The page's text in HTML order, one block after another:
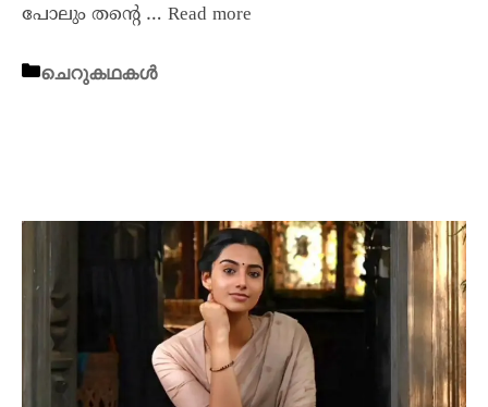
പോലും തൻ്റെ … Read more
ചെറുകഥകൾ